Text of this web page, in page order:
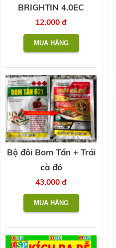
BRIGHTIN 4.0EC
12.000 đ
Bộ đôi Bom Tấn + Trái
cà đỏ
43.000 đ